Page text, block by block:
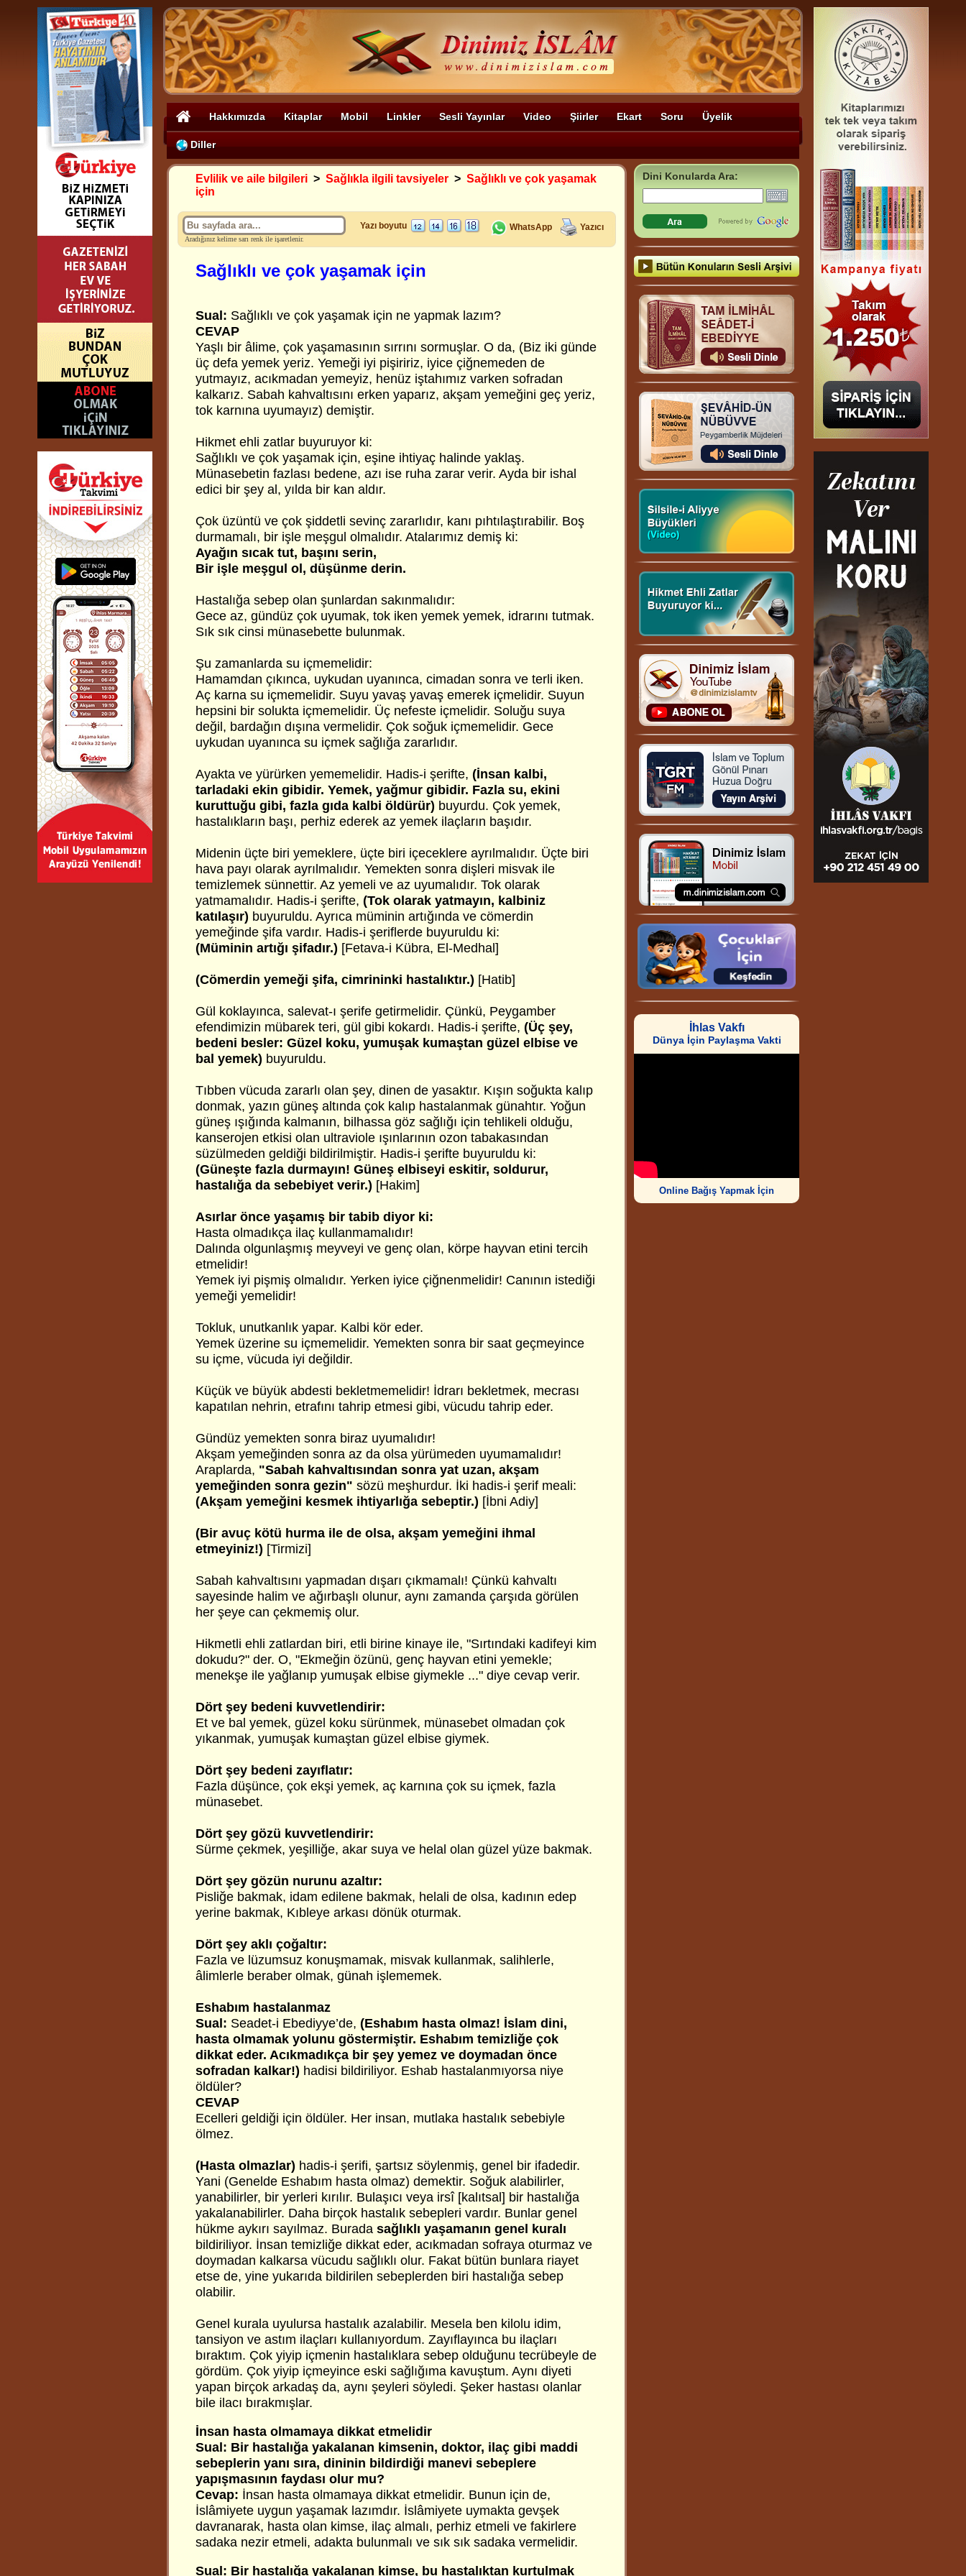
Hakkımızda Kitaplar Mobil Linkler Sesli Yayınlar Video Şiirler Ekart Soru Üyelik
Diller
Evlilik ve aile bilgileri > Sağlıkla ilgili tavsiyeler > Sağlıklı ve çok yaşamak
için
Aradığınız kelime sarı renk ile işaretlenir.
Yazı boyutu WhatsApp Yazıcı
Sağlıklı ve çok yaşamak için
Sual: Sağlıklı ve çok yaşamak için ne yapmak lazım?
CEVAP
Yaşlı bir âlime, çok yaşamasının sırrını sormuşlar. O da, (Biz iki günde
üç defa yemek yeriz. Yemeği iyi pişiririz, iyice çiğnemeden de
yutmayız, acıkmadan yemeyiz, henüz iştahımız varken sofradan
kalkarız. Sabah kahvaltısını erken yaparız, akşam yemeğini geç yeriz,
tok karnına uyumayız) demiştir.
Hikmet ehli zatlar buyuruyor ki:
Sağlıklı ve çok yaşamak için, eşine ihtiyaç halinde yaklaş.
Münasebetin fazlası bedene, azı ise ruha zarar verir. Ayda bir ishal
edici bir şey al, yılda bir kan aldır.
Çok üzüntü ve çok şiddetli sevinç zararlıdır, kanı pıhtılaştırabilir. Boş
durmamalı, bir işle meşgul olmalıdır. Atalarımız demiş ki:
Ayağın sıcak tut, başını serin,
Bir işle meşgul ol, düşünme derin.
Hastalığa sebep olan şunlardan sakınmalıdır:
Gece az, gündüz çok uyumak, tok iken yemek yemek, idrarını tutmak.
Sık sık cinsi münasebette bulunmak.
Şu zamanlarda su içmemelidir:
Hamamdan çıkınca, uykudan uyanınca, cimadan sonra ve terli iken.
Aç karna su içmemelidir. Suyu yavaş yavaş emerek içmelidir. Suyun
hepsini bir solukta içmemelidir. Üç nefeste içmelidir. Soluğu suya
değil, bardağın dışına vermelidir. Çok soğuk içmemelidir. Gece
uykudan uyanınca su içmek sağlığa zararlıdır.
Ayakta ve yürürken yememelidir. Hadis-i şerifte, (İnsan kalbi,
tarladaki ekin gibidir. Yemek, yağmur gibidir. Fazla su, ekini
kuruttuğu gibi, fazla gıda kalbi öldürür) buyurdu. Çok yemek,
hastalıkların başı, perhiz ederek az yemek ilaçların başıdır.
Midenin üçte biri yemeklere, üçte biri içeceklere ayrılmalıdır. Üçte biri
hava payı olarak ayrılmalıdır. Yemekten sonra dişleri misvak ile
temizlemek sünnettir. Az yemeli ve az uyumalıdır. Tok olarak
yatmamalıdır. Hadis-i şerifte, (Tok olarak yatmayın, kalbiniz
katılaşır) buyuruldu. Ayrıca müminin artığında ve cömerdin
yemeğinde şifa vardır. Hadis-i şeriflerde buyuruldu ki:
(Müminin artığı şifadır.) [Fetava-i Kübra, El-Medhal]
(Cömerdin yemeği şifa, cimrininki hastalıktır.) [Hatib]
Gül koklayınca, salevat-ı şerife getirmelidir. Çünkü, Peygamber
efendimizin mübarek teri, gül gibi kokardı. Hadis-i şerifte, (Üç şey,
bedeni besler: Güzel koku, yumuşak kumaştan güzel elbise ve
bal yemek) buyuruldu.
Tıbben vücuda zararlı olan şey, dinen de yasaktır. Kışın soğukta kalıp
donmak, yazın güneş altında çok kalıp hastalanmak günahtır. Yoğun
güneş ışığında kalmanın, bilhassa göz sağlığı için tehlikeli olduğu,
kanserojen etkisi olan ultraviole ışınlarının ozon tabakasından
süzülmeden geldiği bildirilmiştir. Hadis-i şerifte buyuruldu ki:
(Güneşte fazla durmayın! Güneş elbiseyi eskitir, soldurur,
hastalığa da sebebiyet verir.) [Hakim]
Asırlar önce yaşamış bir tabib diyor ki:
Hasta olmadıkça ilaç kullanmamalıdır!
Dalında olgunlaşmış meyveyi ve genç olan, körpe hayvan etini tercih
etmelidir!
Yemek iyi pişmiş olmalıdır. Yerken iyice çiğnenmelidir! Canının istediği
yemeği yemelidir!
Tokluk, unutkanlık yapar. Kalbi kör eder.
Yemek üzerine su içmemelidir. Yemekten sonra bir saat geçmeyince
su içme, vücuda iyi değildir.
Küçük ve büyük abdesti bekletmemelidir! İdrarı bekletmek, mecrası
kapatılan nehrin, etrafını tahrip etmesi gibi, vücudu tahrip eder.
Gündüz yemekten sonra biraz uyumalıdır!
Akşam yemeğinden sonra az da olsa yürümeden uyumamalıdır!
Araplarda, "Sabah kahvaltısından sonra yat uzan, akşam
yemeğinden sonra gezin" sözü meşhurdur. İki hadis-i şerif meali:
(Akşam yemeğini kesmek ihtiyarlığa sebeptir.) [İbni Adiy]
(Bir avuç kötü hurma ile de olsa, akşam yemeğini ihmal
etmeyiniz!) [Tirmizi]
Sabah kahvaltısını yapmadan dışarı çıkmamalı! Çünkü kahvaltı
sayesinde halim ve ağırbaşlı olunur, aynı zamanda çarşıda görülen
her şeye can çekmemiş olur.
Hikmetli ehli zatlardan biri, etli birine kinaye ile, "Sırtındaki kadifeyi kim
dokudu?" der. O, "Ekmeğin özünü, genç hayvan etini yemekle;
menekşe ile yağlanıp yumuşak elbise giymekle ..." diye cevap verir.
Dört şey bedeni kuvvetlendirir:
Et ve bal yemek, güzel koku sürünmek, münasebet olmadan çok
yıkanmak, yumuşak kumaştan güzel elbise giymek.
Dört şey bedeni zayıflatır:
Fazla düşünce, çok ekşi yemek, aç karnına çok su içmek, fazla
münasebet.
Dört şey gözü kuvvetlendirir:
Sürme çekmek, yeşilliğe, akar suya ve helal olan güzel yüze bakmak.
Dört şey gözün nurunu azaltır:
Pisliğe bakmak, idam edilene bakmak, helali de olsa, kadının edep
yerine bakmak, Kıbleye arkası dönük oturmak.
Dört şey aklı çoğaltır:
Fazla ve lüzumsuz konuşmamak, misvak kullanmak, salihlerle,
âlimlerle beraber olmak, günah işlememek.
Eshabım hastalanmaz
Sual: Seadet-i Ebediyye’de, (Eshabım hasta olmaz! İslam dini,
hasta olmamak yolunu göstermiştir. Eshabım temizliğe çok
dikkat eder. Acıkmadıkça bir şey yemez ve doymadan önce
sofradan kalkar!) hadisi bildiriliyor. Eshab hastalanmıyorsa niye
öldüler?
CEVAP
Ecelleri geldiği için öldüler. Her insan, mutlaka hastalık sebebiyle
ölmez.
(Hasta olmazlar) hadis-i şerifi, şartsız söylenmiş, genel bir ifadedir.
Yani (Genelde Eshabım hasta olmaz) demektir. Soğuk alabilirler,
yanabilirler, bir yerleri kırılır. Bulaşıcı veya irsî [kalıtsal] bir hastalığa
yakalanabilirler. Daha birçok hastalık sebepleri vardır. Bunlar genel
hükme aykırı sayılmaz. Burada sağlıklı yaşamanın genel kuralı
bildiriliyor. İnsan temizliğe dikkat eder, acıkmadan sofraya oturmaz ve
doymadan kalkarsa vücudu sağlıklı olur. Fakat bütün bunlara riayet
etse de, yine yukarıda bildirilen sebeplerden biri hastalığa sebep
olabilir.
Genel kurala uyulursa hastalık azalabilir. Mesela ben kilolu idim,
tansiyon ve astım ilaçları kullanıyordum. Zayıflayınca bu ilaçları
bıraktım. Çok yiyip içmenin hastalıklara sebep olduğunu tecrübeyle de
gördüm. Çok yiyip içmeyince eski sağlığıma kavuştum. Aynı diyeti
yapan birçok arkadaş da, aynı şeyleri söyledi. Şeker hastası olanlar
bile ilacı bırakmışlar.
İnsan hasta olmamaya dikkat etmelidir
Sual: Bir hastalığa yakalanan kimsenin, doktor, ilaç gibi maddi
sebeplerin yanı sıra, dininin bildirdiği manevi sebeplere
yapışmasının faydası olur mu?
Cevap: İnsan hasta olmamaya dikkat etmelidir. Bunun için de,
İslâmiyete uygun yaşamak lazımdır. İslâmiyete uymakta gevşek
davranarak, hasta olan kimse, ilaç almalı, perhiz etmeli ve fakirlere
sadaka nezir etmeli, adakta bulunmalı ve sık sık sadaka vermelidir.
Sual: Bir hastalığa yakalanan kimse, bu hastalıktan kurtulmak
Dini Konularda Ara:
İhlas Vakfı
Dünya İçin Paylaşma Vakti
Online Bağış Yapmak İçin